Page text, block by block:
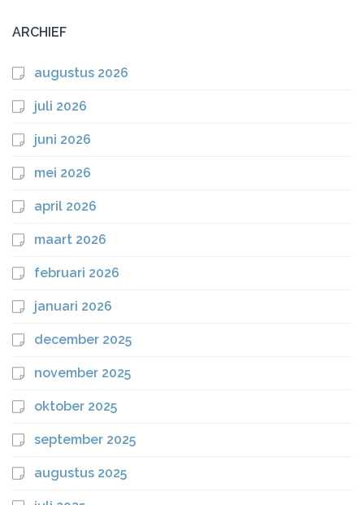
ARCHIEF
augustus 2026
juli 2026
juni 2026
mei 2026
april 2026
maart 2026
februari 2026
januari 2026
december 2025
november 2025
oktober 2025
september 2025
augustus 2025